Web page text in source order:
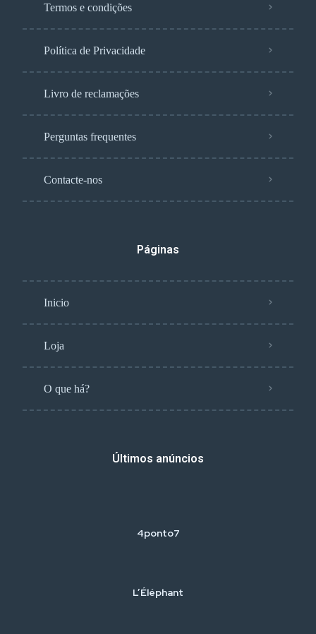
Termos e condições
Política de Privacidade
Livro de reclamações
Perguntas frequentes
Contacte-nos
Páginas
Inicio
Loja
O que há?
Últimos anúncios
4ponto7
L’Éléphant